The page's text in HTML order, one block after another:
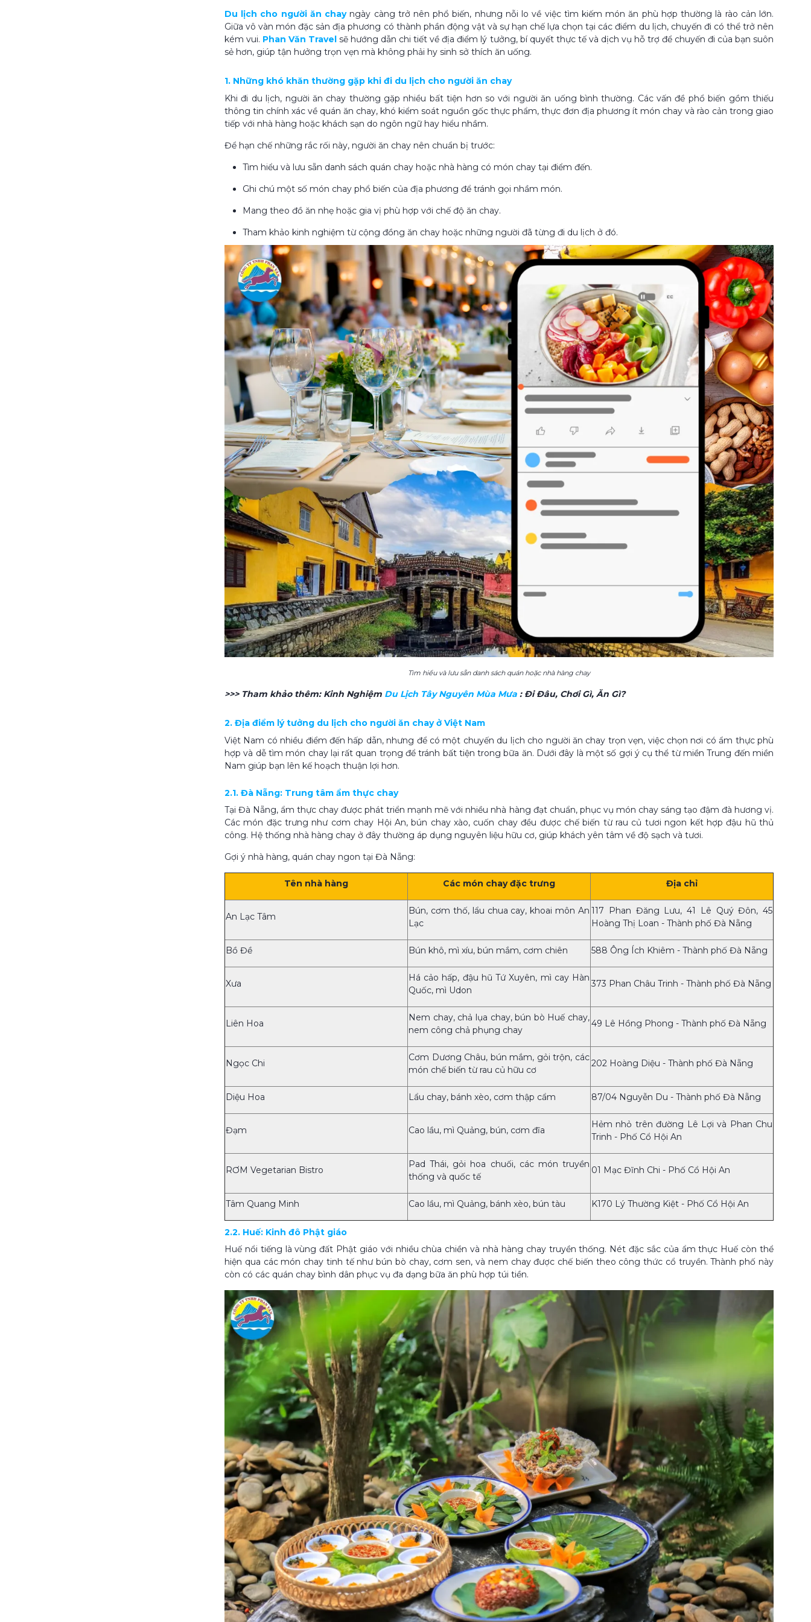
Du lịch cho người ăn chayngày càng trở nên phổ biến, nhưng nỗi lo về việc tìm kiếm món ăn phù hợp thường là rào cản lớn.
Giữa vô vàn món đặc sản địa phương có thành phần động vật và sự hạn chế lựa chọn tại các điểm du lịch, chuyến đi có thể trở nên
kém vui. Phan Văn Travel sẽ hướng dẫn chi tiết về địa điểm lý tưởng, bí quyết thực tế và dịch vụ hỗ trợ để chuyến đi của bạn suôn
sẻ hơn, giúp tận hưởng trọn vẹn mà không phải hy sinh sở thích ăn uống.
1. Những khó khăn thường gặp khi đi du lịch cho người ăn chay
Khi đi du lịch, người ăn chay thường gặp nhiều bất tiện hơn so với người ăn uống bình thường. Các vấn đề phổ biến gồm thiếu
thông tin chính xác về quán ăn chay, khó kiểm soát nguồn gốc thực phẩm, thực đơn địa phương ít món chay và rào cản trong giao
tiếp với nhà hàng hoặc khách sạn do ngôn ngữ hay hiểu nhầm.
Để hạn chế những rắc rối này, người ăn chay nên chuẩn bị trước:
Tìm hiểu và lưu sẵn danh sách quán chay hoặc nhà hàng có món chay tại điểm đến.
Ghi chú một số món chay phổ biến của địa phương để tránh gọi nhầm món.
Mang theo đồ ăn nhẹ hoặc gia vị phù hợp với chế độ ăn chay.
Tham khảo kinh nghiệm từ cộng đồng ăn chay hoặc những người đã từng đi du lịch ở đó.
Tìm hiểu và lưu sẵn danh sách quán hoặc nhà hàng chay
>>> Tham khảo thêm: Kinh Nghiệm Du Lịch Tây Nguyên Mùa Mưa : Đi Đâu, Chơi Gì, Ăn Gì?
2. Địa điểm lý tưởng du lịch cho người ăn chay ở Việt Nam
Việt Nam có nhiều điểm đến hấp dẫn, nhưng để có một chuyến du lịch cho người ăn chay trọn vẹn, việc chọn nơi có ẩm thực phù
hợp và dễ tìm món chay lại rất quan trọng để tránh bất tiện trong bữa ăn. Dưới đây là một số gợi ý cụ thể từ miền Trung đến miền
Nam giúp bạn lên kế hoạch thuận lợi hơn.
2.1. Đà Nẵng: Trung tâm ẩm thực chay
Tại Đà Nẵng, ẩm thực chay được phát triển mạnh mẽ với nhiều nhà hàng đạt chuẩn, phục vụ món chay sáng tạo đậm đà hương vị.
Các món đặc trưng như cơm chay Hội An, bún chay xào, cuốn chay đều được chế biến từ rau củ tươi ngon kết hợp đậu hũ thủ
công. Hệ thống nhà hàng chay ở đây thường áp dụng nguyên liệu hữu cơ, giúp khách yên tâm về độ sạch và tươi.
Gợi ý nhà hàng, quán chay ngon tại Đà Nẵng:
Tên nhà hàng Các món chay đặc trưng Địa chỉ
An Lạc Tâm
Bún, cơm thố, lẩu chua cay, khoai môn An
Lạc
117 Phan Đăng Lưu, 41 Lê Quý Đôn, 45
Hoàng Thị Loan - Thành phố Đà Nẵng
Bồ Đề Bún khô, mì xíu, bún mắm, cơm chiên 588 Ông Ích Khiêm - Thành phố Đà Nẵng
Xưa
Há cảo hấp, đậu hũ Tứ Xuyên, mì cay Hàn
Quốc, mì Udon
373 Phan Châu Trinh - Thành phố Đà Nẵng
Liên Hoa
Nem chay, chả lụa chay, bún bò Huế chay,
nem công chả phụng chay
49 Lê Hồng Phong - Thành phố Đà Nẵng
Ngọc Chi
Cơm Dương Châu, bún mắm, gỏi trộn, các
món chế biến từ rau củ hữu cơ
202 Hoàng Diệu - Thành phố Đà Nẵng
Diệu Hoa Lẩu chay, bánh xèo, cơm thập cẩm 87/04 Nguyễn Du - Thành phố Đà Nẵng
Đạm Cao lầu, mì Quảng, bún, cơm đĩa
Hẻm nhỏ trên đường Lê Lợi và Phan Chu
Trinh - Phố Cổ Hội An
RƠM Vegetarian Bistro
Pad Thái, gỏi hoa chuối, các món truyền
thống và quốc tế
01 Mạc Đĩnh Chi - Phố Cổ Hội An
Tâm Quang Minh Cao lầu, mì Quảng, bánh xèo, bún tàu K170 Lý Thường Kiệt - Phố Cổ Hội An
2.2. Huế: Kinh đô Phật giáo
Huế nổi tiếng là vùng đất Phật giáo với nhiều chùa chiền và nhà hàng chay truyền thống. Nét đặc sắc của ẩm thực Huế còn thể
hiện qua các món chay tinh tế như bún bò chay, cơm sen, và nem chay được chế biến theo công thức cổ truyền. Thành phố này
còn có các quán chay bình dân phục vụ đa dạng bữa ăn phù hợp túi tiền.